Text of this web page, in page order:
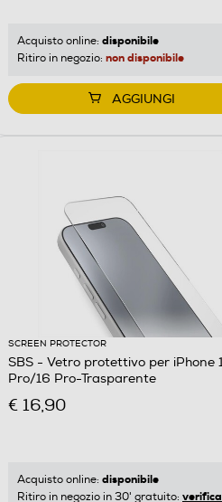
Acquisto online: disponibile
Ritiro in negozio: non disponibile
AGGIUNGI
SCREEN PROTECTOR
SBS - Vetro protettivo per iPhone 17/17
Pro/16 Pro-Trasparente
€ 16,90
Acquisto online: disponibile
Ritiro in negozio in 30' gratuito: verifica